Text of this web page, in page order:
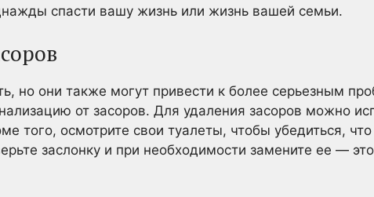
спасти вашу жизнь или жизнь вашей семьи.
но они также могут привести к более серьезным
от засоров. Для удаления засоров можно
того, осмотрите свои туалеты, чтобы убедиться,
заслонку и при необходимости замените ее —